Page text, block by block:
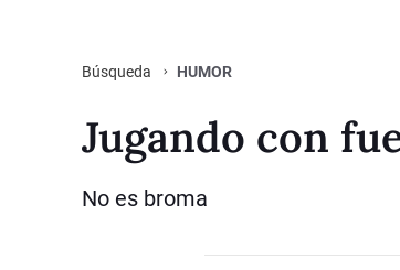
Búsqueda HUMOR
Jugando con
No es broma